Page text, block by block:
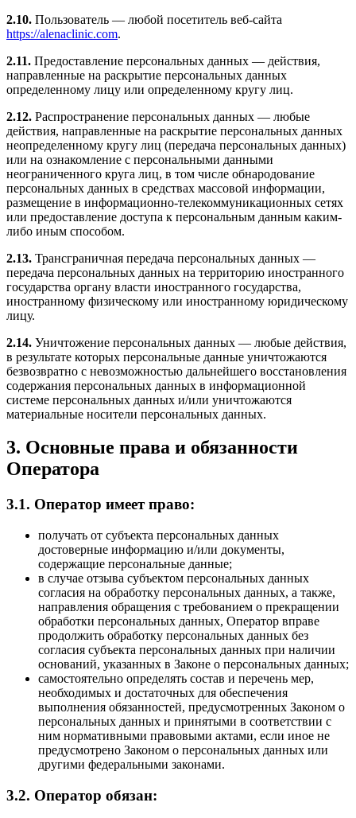
2.10. Пользователь — любой посетитель веб-сайта
https://alenaclinic.com.
2.11. Предоставление персональных данных — действия,
направленные на раскрытие персональных данных
определенному лицу или определенному кругу лиц.
2.12. Распространение персональных данных — любые
действия, направленные на раскрытие персональных данных
неопределенному кругу лиц (передача персональных данных)
или на ознакомление с персональными данными
неограниченного круга лиц, в том числе обнародование
персональных данных в средствах массовой информации,
размещение в информационно-телекоммуникационных сетях
или предоставление доступа к персональным данным каким-
либо иным способом.
2.13. Трансграничная передача персональных данных —
передача персональных данных на территорию иностранного
государства органу власти иностранного государства,
иностранному физическому или иностранному юридическому
лицу.
2.14. Уничтожение персональных данных — любые действия,
в результате которых персональные данные уничтожаются
безвозвратно с невозможностью дальнейшего восстановления
содержания персональных данных в информационной
системе персональных данных и/или уничтожаются
материальные носители персональных данных.
3. Основные права и обязанности
Оператора
3.1. Оператор имеет право:
получать от субъекта персональных данных
достоверные информацию и/или документы,
содержащие персональные данные;
в случае отзыва субъектом персональных данных
согласия на обработку персональных данных, а также,
направления обращения с требованием о прекращении
обработки персональных данных, Оператор вправе
продолжить обработку персональных данных без
согласия субъекта персональных данных при наличии
оснований, указанных в Законе о персональных данных;
самостоятельно определять состав и перечень мер,
необходимых и достаточных для обеспечения
выполнения обязанностей, предусмотренных Законом о
персональных данных и принятыми в соответствии с
ним нормативными правовыми актами, если иное не
предусмотрено Законом о персональных данных или
другими федеральными законами.
3.2. Оператор обязан: